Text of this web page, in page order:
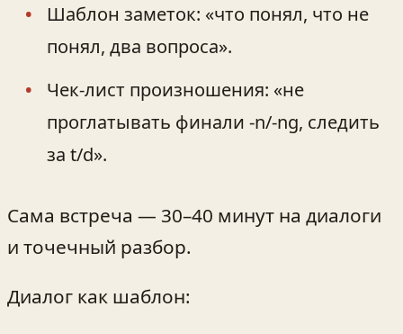
Шаблон заметок: «что понял, что не
понял, два вопроса».
Чек-лист произношения: «не
проглатывать финали -n/-ng, следить
за t/d».
Сама встреча — 30–40 минут на диалоги
и точечный разбор.
Диалог как шаблон: